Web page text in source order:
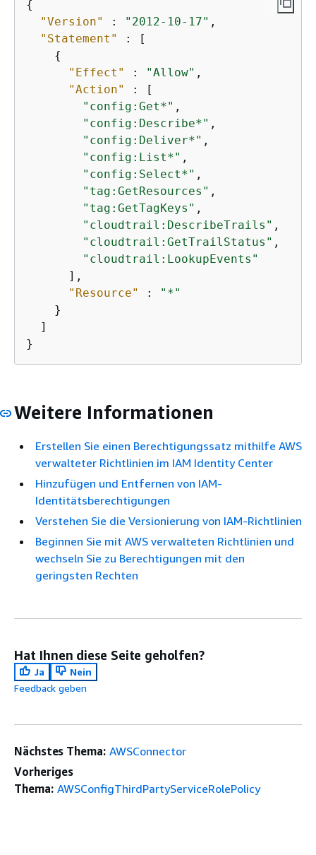
{
"Version"
: "2012-10-17" ,
"Statement"
: [
{
"Effect"
: "Allow" ,
"Action"
: [
"config:Get*" ,
"config:Describe*" ,
"config:Deliver*" ,
"config:List*" ,
"config:Select*" ,
"tag:GetResources" ,
"tag:GetTagKeys" ,
"cloudtrail:DescribeTrails" ,
"cloudtrail:GetTrailStatus" ,
"cloudtrail:LookupEvents"
      ],
"Resource"
:
"*"
    }
  ]
}
Weitere Informationen
Erstellen Sie einen Berechtigungssatz mithilfe AWS
verwalteter Richtlinien im IAM Identity Center
Hinzufügen und Entfernen von IAM-
Identitätsberechtigungen
Verstehen Sie die Versionierung von IAM-Richtlinien
Beginnen Sie mit AWS verwalteten Richtlinien und
wechseln Sie zu Berechtigungen mit den
geringsten Rechten
Hat Ihnen diese Seite geholfen?
Ja
Nein
Feedback geben
Nächstes Thema: AWSConnector
Vorheriges
Thema: AWSConfigThirdPartyServiceRolePolicy